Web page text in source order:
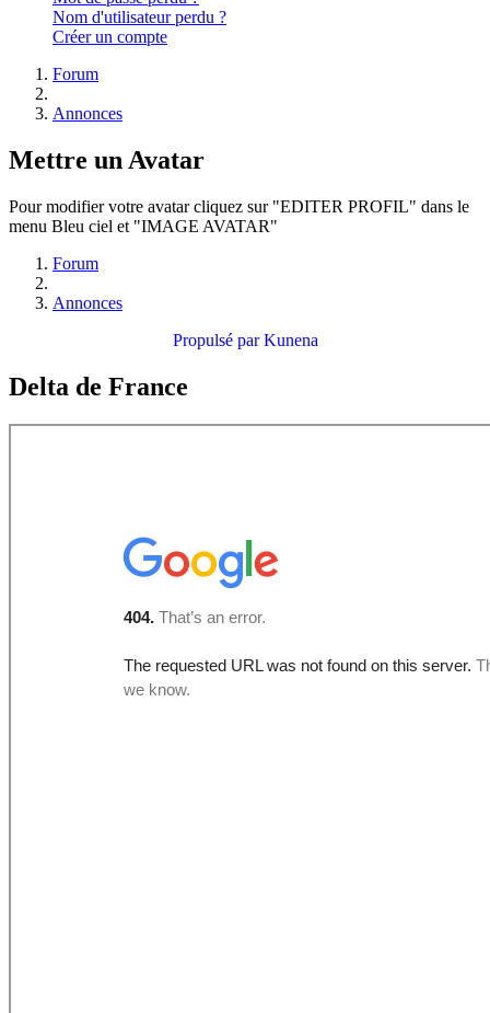
Nom d'utilisateur perdu ?
Créer un compte
Forum
Annonces
Mettre un Avatar
Pour modifier votre avatar cliquez sur "EDITER PROFIL" dans le
menu Bleu ciel et "IMAGE AVATAR"
Forum
Annonces
Propulsé parKunena
Delta de France